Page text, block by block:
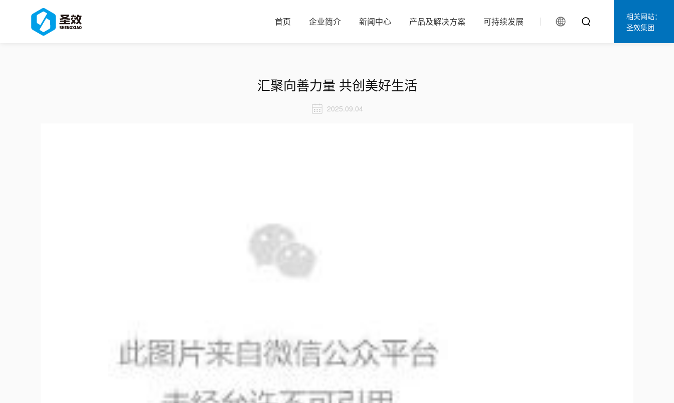
首页 企业简介 新闻中心 产品及解决方案 可持续发展
相关网站：
圣效集团
汇聚向善力量 共创美好生活
2025.09.04